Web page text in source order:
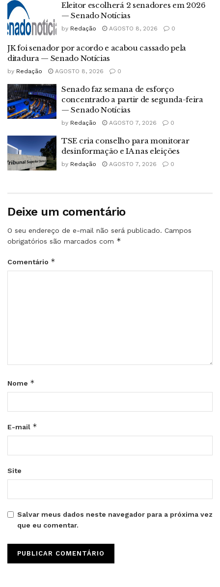
Eleitor escolherá 2 senadores em 2026
— Senado Notícias
by Redação AGOSTO 8, 2026 0
JK foi senador por acordo e acabou cassado pela
ditadura — Senado Notícias
by Redação AGOSTO 8, 2026 0
Senado faz semana de esforço
concentrado a partir de segunda-feira
— Senado Notícias
by Redação AGOSTO 7, 2026 0
TSE cria conselho para monitorar
desinformação e IA nas eleições
by Redação AGOSTO 7, 2026 0
Deixe um comentário
O seu endereço de e-mail não será publicado. Campos
obrigatórios são marcados com *
Comentário *
Nome *
E-mail *
Site
Salvar meus dados neste navegador para a próxima vez
que eu comentar.